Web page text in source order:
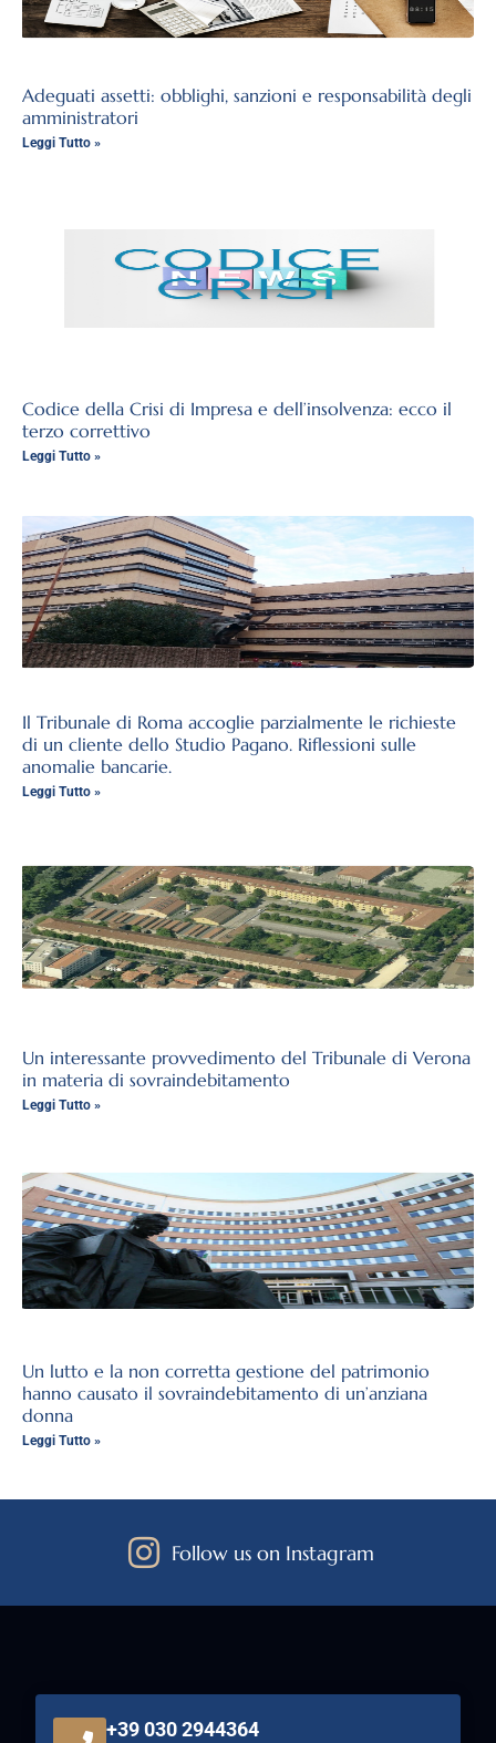
Adeguati assetti: obblighi, sanzioni e responsabilità degli
amministratori
Leggi Tutto »
Codice della Crisi di Impresa e dell’insolvenza: ecco il
terzo correttivo
Leggi Tutto »
Il Tribunale di Roma accoglie parzialmente le richieste
di un cliente dello Studio Pagano. Riflessioni sulle
anomalie bancarie.
Leggi Tutto »
Un interessante provvedimento del Tribunale di Verona
in materia di sovraindebitamento
Leggi Tutto »
Un lutto e la non corretta gestione del patrimonio
hanno causato il sovraindebitamento di un’anziana
donna
Leggi Tutto »
Follow us on Instagram
+39 030 2944364